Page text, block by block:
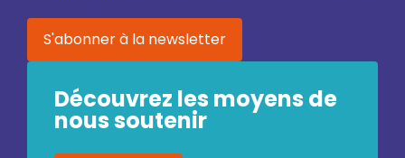
S'abonner à la newsletter
Découvrez les moyens de
nous soutenir